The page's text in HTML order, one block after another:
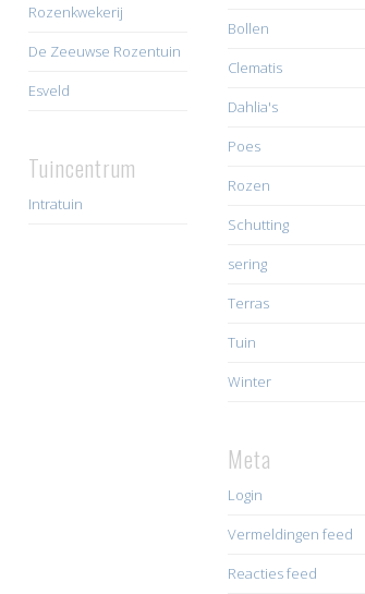
Rozenkwekerij
De Zeeuwse Rozentuin
Esveld
Tuincentrum
Intratuin
Bollen
Clematis
Dahlia's
Poes
Rozen
Schutting
sering
Terras
Tuin
Winter
Meta
Login
Vermeldingen feed
Reacties feed